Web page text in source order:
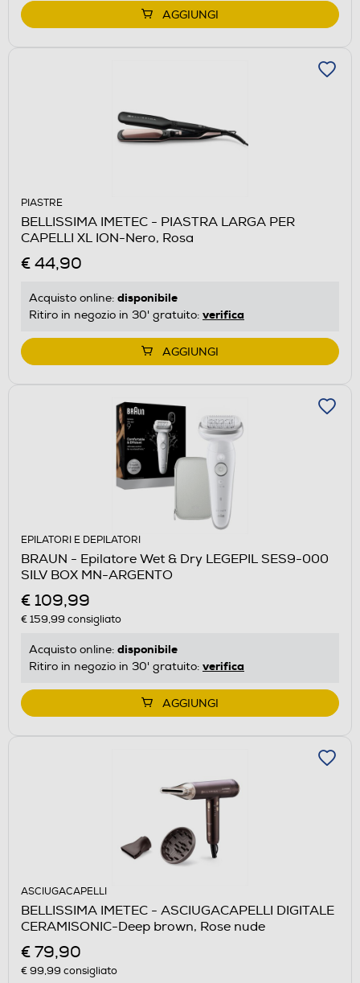
AGGIUNGI
PIASTRE
BELLISSIMA IMETEC - PIASTRA LARGA PER
CAPELLI XL ION-Nero, Rosa
€ 44,90
Acquisto online: disponibile
Ritiro in negozio in 30' gratuito: verifica
AGGIUNGI
EPILATORI E DEPILATORI
BRAUN - Epilatore Wet & Dry LEGEPIL SES9-000
SILV BOX MN-ARGENTO
€ 109,99
€ 159,99 consigliato
Acquisto online: disponibile
Ritiro in negozio in 30' gratuito: verifica
AGGIUNGI
ASCIUGACAPELLI
BELLISSIMA IMETEC - ASCIUGACAPELLI DIGITALE
CERAMISONIC-Deep brown, Rose nude
€ 79,90
€ 99,99 consigliato